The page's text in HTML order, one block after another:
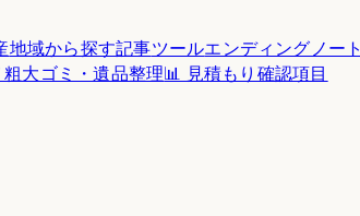
地域から探す記事ツールエンディングノート
大ゴミ・遺品整理📊 見積もり確認項目